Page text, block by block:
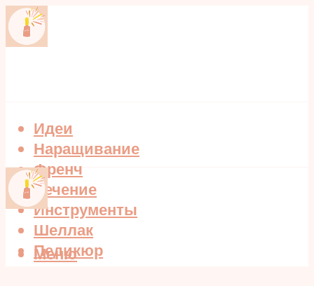
Идеи
Наращивание
Френч
Лечение
Инструменты
Шеллак
Педикюр
Меню